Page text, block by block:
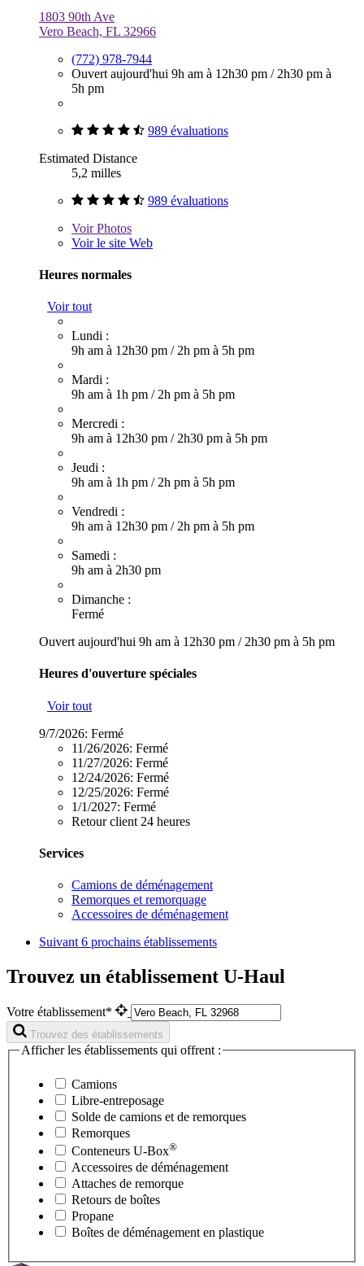
1803 90th Ave
Vero Beach, FL 32966
(772) 978-7944
Ouvert aujourd'hui 9h am à 12h30 pm / 2h30 pm à
5h pm
989 évaluations
Estimated Distance
5,2 milles
989 évaluations
VoirPhotos
Voir le site Web
Heures normales
Voir tout
Lundi :
9h am à 12h30 pm / 2h pm à 5h pm
Mardi :
9h am à 1h pm / 2h pm à 5h pm
Mercredi :
9h am à 12h30 pm / 2h30 pm à 5h pm
Jeudi :
9h am à 1h pm / 2h pm à 5h pm
Vendredi :
9h am à 12h30 pm / 2h pm à 5h pm
Samedi :
9h am à 2h30 pm
Dimanche :
Fermé
Ouvert aujourd'hui 9h am à 12h30 pm / 2h30 pm à 5h pm
Heures d'ouverture spéciales
Voir tout
9/7/2026: Fermé
11/26/2026: Fermé
11/27/2026: Fermé
12/24/2026: Fermé
12/25/2026: Fermé
1/1/2027: Fermé
Retour client 24 heures
Services
Camions de déménagement
Remorques et remorquage
Accessoires de déménagement
Suivant 6 prochains établissements
Trouvez un établissement U-Haul
Votre établissement*
Trouvez des établissements
Afficher les établissements qui offrent :
Camions
Libre-entreposage
Solde de camions et de remorques
Remorques
Conteneurs U-Box®
Accessoires de déménagement
Attaches de remorque
Retours de boîtes
Propane
Boîtes de déménagement en plastique